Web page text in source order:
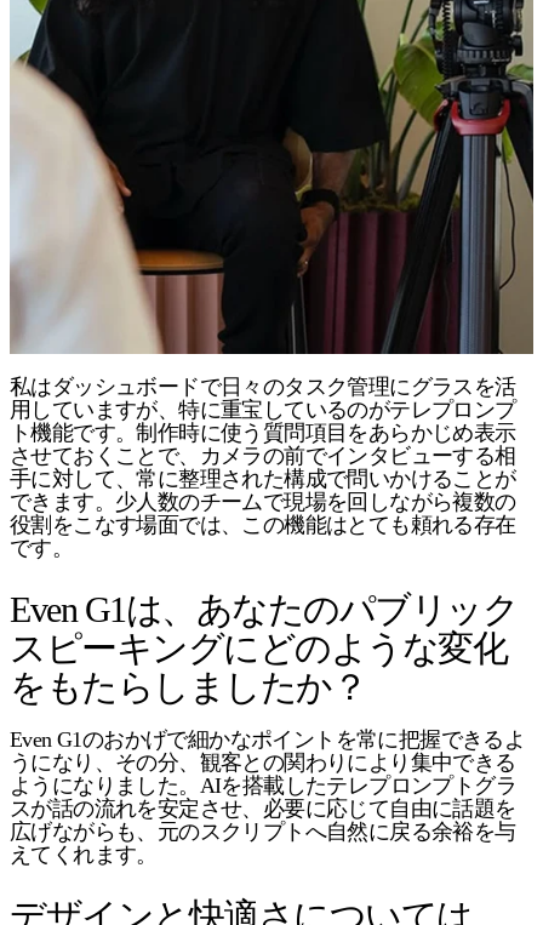
私はダッシュボードで日々のタスク管理にグラスを活
用していますが、特に重宝しているのがテレプロンプ
ト機能です。制作時に使う質問項目をあらかじめ表示
させておくことで、カメラの前でインタビューする相
手に対して、常に整理された構成で問いかけることが
できます。少人数のチームで現場を回しながら複数の
役割をこなす場面では、この機能はとても頼れる存在
です。
Even G1は、あなたのパブリック
スピーキングにどのような変化
をもたらしましたか？
Even G1のおかげで細かなポイントを常に把握できるよ
うになり、その分、観客との関わりにより集中できる
ようになりました。AIを搭載したテレプロンプトグラ
スが話の流れを安定させ、必要に応じて自由に話題を
広げながらも、元のスクリプトへ自然に戻る余裕を与
えてくれます。
デザインと快適さについては、